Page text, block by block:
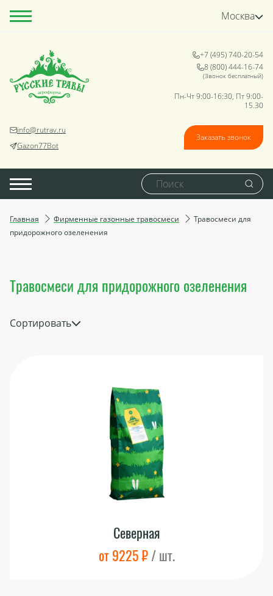
Москва
info@rutrav.ru
Gazon77Bot
+7 (495) 740-20-54
8 (800) 444-16-74
(Звонок бесплатный)
Пн-Чт 9:00-16:30, Пт 9:00-
15.30
Заказать звонок
Главная Фирменные газонные травосмеси
Травосмеси для
придорожного озеленения
Травосмеси для придорожного озеленения
Сортировать
Северная
от 9225 ₽/ шт.